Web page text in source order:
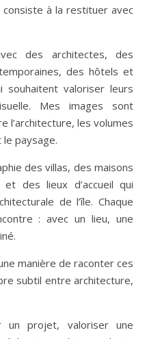
à la restituer avec
des architectes, des
des hôtels et
souhaitent valoriser leurs
Mes images sont
l’architecture, les volumes
paysage.
des villas, des maisons
et des lieux d’accueil qui
de l’île. Chaque
: avec un lieu, une
manière de raconter ces
subtil entre architecture,
un projet, valoriser une